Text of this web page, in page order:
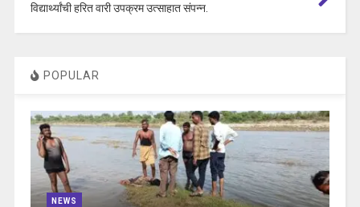
विद्यार्थ्यांची हरित वारी उपक्रम उत्साहात संपन्न.
POPULAR
NEWS